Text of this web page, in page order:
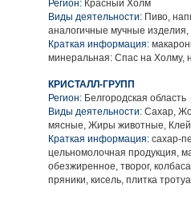
Регион: Красный Холм
Виды деятельности: Пиво,
аналогичные мучные
Краткая информация:
минеральная: Спас на Холму,
КРИСТАЛЛ-ГРУПП
Регион: Белгородская область
Виды деятельности: Сахар,
мясные, Жиры животные, Клей,
Краткая информация: сахар-
цельномолочная продукция,
обезжиренное, творог,
пряники, кисель, плитка